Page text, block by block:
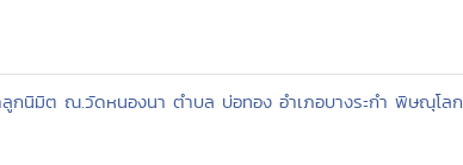
กนิมิต ณ.วัดหนองนา ตำบล บ่อทอง อำเภอบางระกำ พิษณุโลก